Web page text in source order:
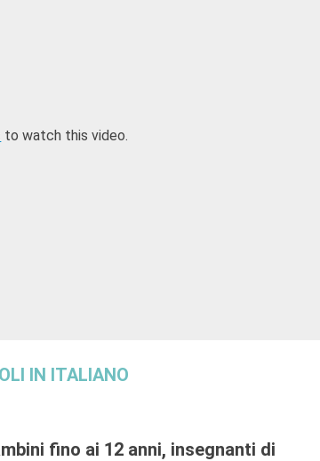
to watch this video.
IN ITALIANO
fino ai 12 anni, insegnanti di